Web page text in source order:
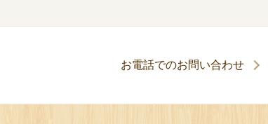
お電話でのお問い合わせ